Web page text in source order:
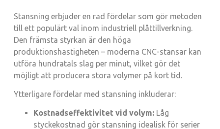
Stansning erbjuder en rad fördelar som gör metoden
till ett populärt val inom industriell plåttillverkning.
Den främsta styrkan är den höga
produktionshastigheten – moderna CNC-stansar kan
utföra hundratals slag per minut, vilket gör det
möjligt att producera stora volymer på kort tid.
Ytterligare fördelar med stansning inkluderar:
Kostnadseffektivitet vid volym: Låg
styckekostnad gör stansning idealisk för serier